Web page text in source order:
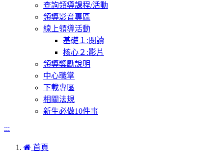
查詢領導課程/活動
領導影音專區
線上領導活動
基礎１:閱讀
核心２:影片
領導獎勵說明
中心職掌
下載專區
相關法規
新生必做10件事
:::
首頁